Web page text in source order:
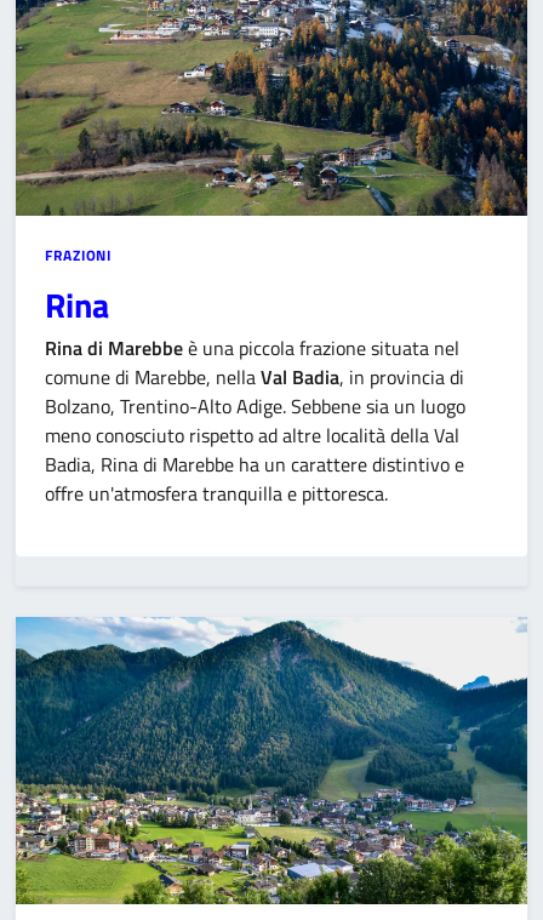
FRAZIONI
Rina
Rina di Marebbeè una piccola frazione situata nel
comune di Marebbe, nellaVal Badia, in provincia di
Bolzano, Trentino-Alto Adige. Sebbene sia un luogo
meno conosciuto rispetto ad altre località della Val
Badia, Rina di Marebbe ha un carattere distintivo e
offre un'atmosfera tranquilla e pittoresca.